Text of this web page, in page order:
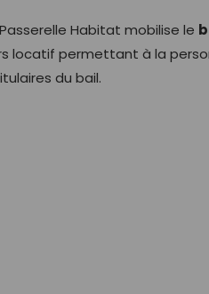
Habitat mobilise le
locatif permettant à la
du bail.